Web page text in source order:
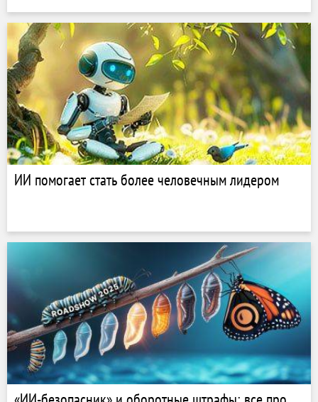
ИИ помогает стать более человечным лидером